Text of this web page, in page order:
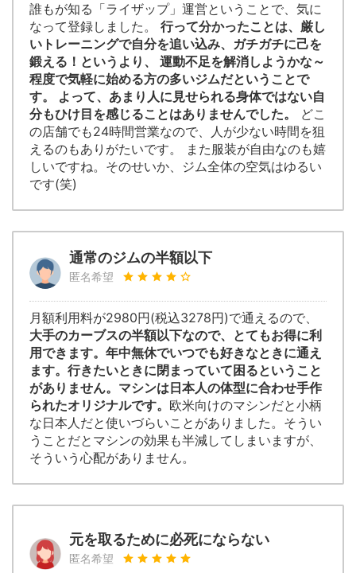
誰もが知る「ライザップ」運営ということで、気に
なって登録しました。 行って分かったことは、厳し
いトレーニングで自分を追い込み、ガチガチに己を
鍛える！というより、 運動不足を解消しようかな～
程度で気軽に始める方の多いジムだということで
す。 よって、あまり人に見せられる身体ではない自
分もひけ目を感じることはありませんでした。
どこ
の店舗でも24時間営業なので、人が少ない時間を狙
えるのもありがたいです。 また服装が自由なのも嬉
しいですね。そのせいか、ジム全体の空気はゆるい
です(笑)
通常のジムの半額以下
匿名希望
月額利用料が2980円(税込3278円)で通えるので、
大手のカーブスの半額以下なので、とてもお得に利
用できます。年中無休でいつでも好きなときに通え
ます。行きたいときに閉まっていて困るということ
がありません。マシンは日本人の体型に合わせ手作
られたオリジナルです。 欧米向けのマシンだと小柄
な日本人だと使いづらいことがありました。そうい
うことだとマシンの効果も半減してしまいますが、
そういう心配がありません。
元を取るために必死にならない
匿名希望